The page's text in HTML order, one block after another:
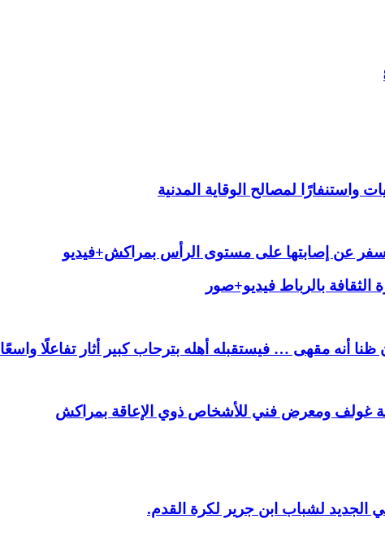
81
لمصالح الوقاية المدنية
عن إصابتها على مستوى الرأس بمراكش+فيديو
بالرباط فيديو+صور
أنه مقهى … فيستقبله أهله بترحاب كبير أثار تفاعلًا واسعًا
غولف ومعرض فني للأشخاص ذوي الإعاقة بمراكش
الجديد لشباب ابن جرير لكرة القدم.